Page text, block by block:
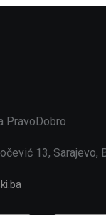
PravoDobro
13, Sarajevo,